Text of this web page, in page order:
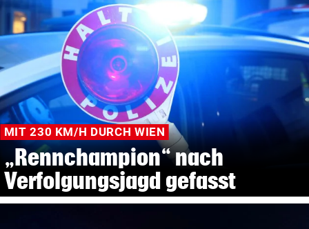
MIT 230 KM/H DURCH WIEN
„Rennchampion“ nach
Verfolgungsjagd gefasst